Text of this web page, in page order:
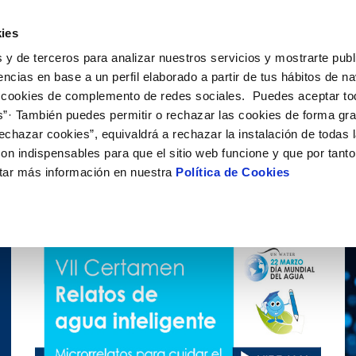
y de terceros para analizar nuestros servicios y mostrarte
en base a un perfil elaborado a partir de tus hábitos de
de complemento de redes sociales. Puedes aceptar
También puedes permitir o rechazar las cookies de forma
cookies”, equivaldrá a rechazar la instalación de todas
indispensables para que el sitio web funcione y que por
más información en nuestra Política de Cookies
de titular
de suministro
MODIFICACIÓN DE DATOS
Actualizar datos bancarios
Actualizar datos de domicilio
VER TODAS LAS GESTIONES
Tu Servicio
AL CLIENTE
contacto
y afectaciones
e impresos
COMPROMISO DE SERVICIO
Carta de compromisos
Customer Counsel (Defensa del
Tu Agua
del agua
CUIDADOS DEL AGUA
Consejos de ahorro
Medidas contra la sequía
Conócenos
DE GESTIÓN Y CERTIFICADOS
CONTRATACIÓN
Licitaciones en curso
Nuestros